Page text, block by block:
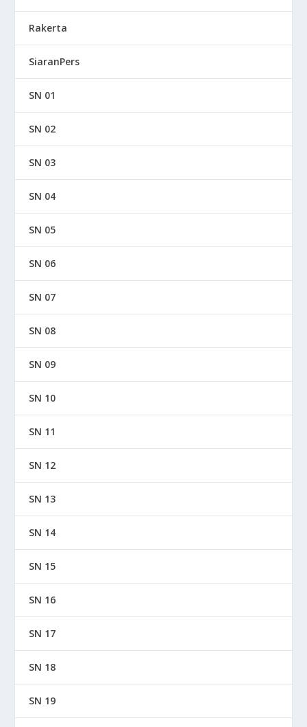
Rakerta
SiaranPers
SN 01
SN 02
SN 03
SN 04
SN 05
SN 06
SN 07
SN 08
SN 09
SN 10
SN 11
SN 12
SN 13
SN 14
SN 15
SN 16
SN 17
SN 18
SN 19